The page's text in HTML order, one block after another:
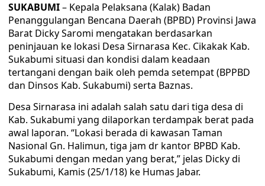
SUKABUMI– Kepala Pelaksana (Kalak) Badan
Penanggulangan Bencana Daerah (BPBD) Provinsi Jawa
Barat Dicky Saromi mengatakan berdasarkan
peninjauan ke lokasi Desa Sirnarasa Kec. Cikakak Kab.
Sukabumi situasi dan kondisi dalam keadaan
tertangani dengan baik oleh pemda setempat (BPPBD
dan Dinsos Kab. Sukabumi) serta Baznas.
Desa Sirnarasa ini adalah salah satu dari tiga desa di
Kab. Sukabumi yang dilaporkan terdampak berat pada
awal laporan. “Lokasi berada di kawasan Taman
Nasional Gn. Halimun, tiga jam dr kantor BPBD Kab.
Sukabumi dengan medan yang berat,” jelas Dicky di
Sukabumi, Kamis (25/1/18) ke Humas Jabar.